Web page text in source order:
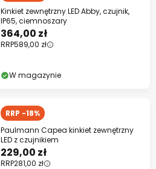
Kinkiet zewnętrzny LED Abby, czujnik,
IP65, ciemnoszary
364,00 zł
RRP589,00 zł
W magazynie
RRP -18%
Paulmann Capea kinkiet zewnętrzny
LED z czujnikiem
229,00 zł
RRP281,00 zł